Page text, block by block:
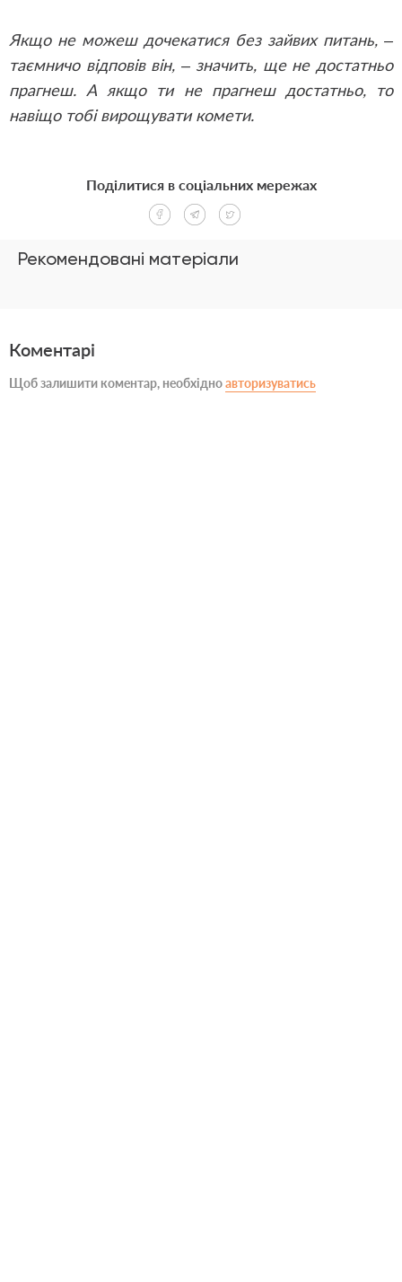
Якщо не можеш дочекатися без зайвих питань, –
таємничо відповів він, – значить, ще не достатньо
прагнеш. А якщо ти не прагнеш достатньо, то
навіщо тобі вирощувати комети.
Рекомендовані матеріали
Поділитися в соціальних мережах
Коментарі
Щоб залишити коментар, необхідноавторизуватись